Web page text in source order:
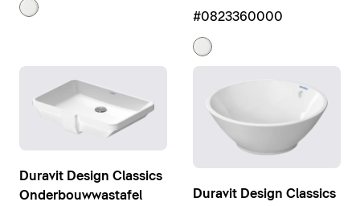
#0823360000
Duravit Design Classics
Onderbouwwastafel
Duravit Design Classics